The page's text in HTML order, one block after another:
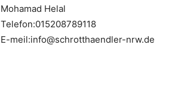
Mohamad Helal
Telefon:015208789118
E-meil:info@schrotthaendler-nrw.de